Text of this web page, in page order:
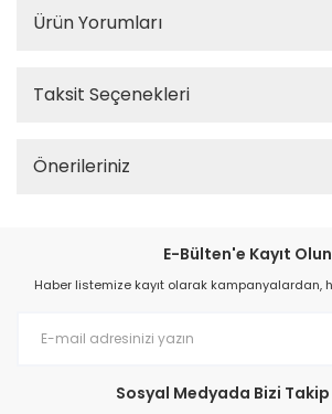
Ürün Yorumları
Taksit Seçenekleri
Önerileriniz
E-Bülten'e Kayıt Olun
Haber listemize kayıt olarak kampanyalardan,
Sosyal Medyada Bizi Takip